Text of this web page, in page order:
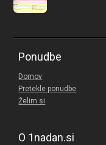
Ponudbe
Domov
Pretekle ponudbe
Želim si
O 1nadan.si